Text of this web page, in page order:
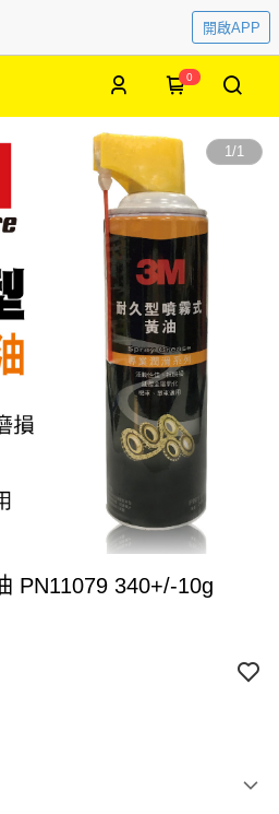
開啟APP
0
1/1
PN11079 340+/-10g